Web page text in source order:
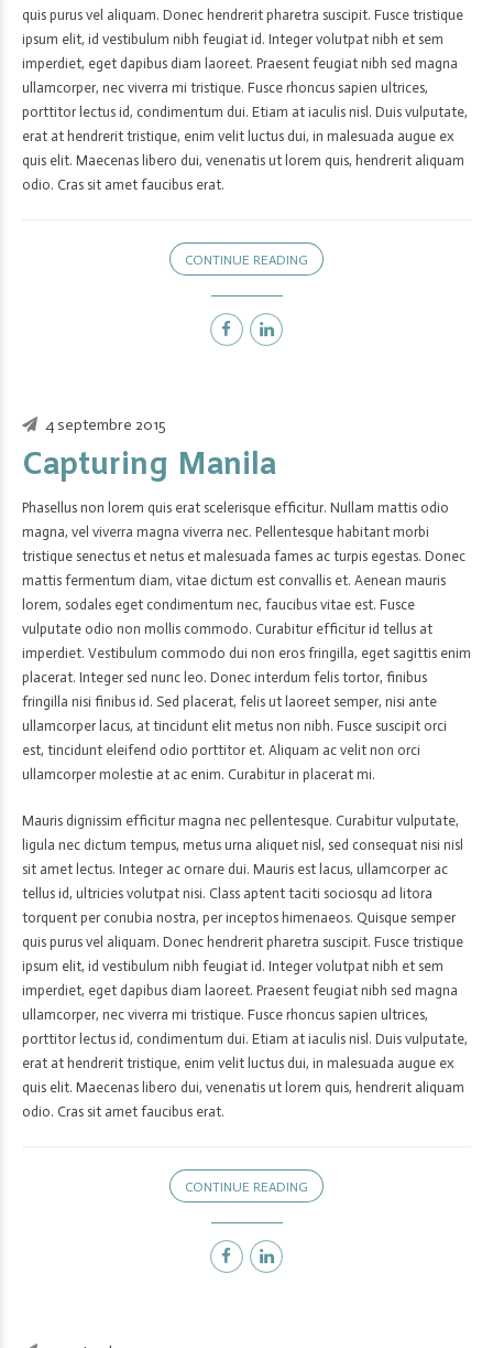
quis purus vel aliquam. Donec hendrerit pharetra suscipit. Fusce tristique
ipsum elit, id vestibulum nibh feugiat id. Integer volutpat nibh et sem
imperdiet, eget dapibus diam laoreet. Praesent feugiat nibh sed magna
ullamcorper, nec viverra mi tristique. Fusce rhoncus sapien ultrices,
porttitor lectus id, condimentum dui. Etiam at iaculis nisl. Duis vulputate,
erat at hendrerit tristique, enim velit luctus dui, in malesuada augue ex
quis elit. Maecenas libero dui, venenatis ut lorem quis, hendrerit aliquam
odio. Cras sit amet faucibus erat.
CONTINUE READING
4 septembre 2015
Capturing Manila
Phasellus non lorem quis erat scelerisque efficitur. Nullam mattis odio
magna, vel viverra magna viverra nec. Pellentesque habitant morbi
tristique senectus et netus et malesuada fames ac turpis egestas. Donec
mattis fermentum diam, vitae dictum est convallis et. Aenean mauris
lorem, sodales eget condimentum nec, faucibus vitae est. Fusce
vulputate odio non mollis commodo. Curabitur efficitur id tellus at
imperdiet. Vestibulum commodo dui non eros fringilla, eget sagittis enim
placerat. Integer sed nunc leo. Donec interdum felis tortor, finibus
fringilla nisi finibus id. Sed placerat, felis ut laoreet semper, nisi ante
ullamcorper lacus, at tincidunt elit metus non nibh. Fusce suscipit orci
est, tincidunt eleifend odio porttitor et. Aliquam ac velit non orci
ullamcorper molestie at ac enim. Curabitur in placerat mi.
Mauris dignissim efficitur magna nec pellentesque. Curabitur vulputate,
ligula nec dictum tempus, metus urna aliquet nisl, sed consequat nisi nisl
sit amet lectus. Integer ac ornare dui. Mauris est lacus, ullamcorper ac
tellus id, ultricies volutpat nisi. Class aptent taciti sociosqu ad litora
torquent per conubia nostra, per inceptos himenaeos. Quisque semper
quis purus vel aliquam. Donec hendrerit pharetra suscipit. Fusce tristique
ipsum elit, id vestibulum nibh feugiat id. Integer volutpat nibh et sem
imperdiet, eget dapibus diam laoreet. Praesent feugiat nibh sed magna
ullamcorper, nec viverra mi tristique. Fusce rhoncus sapien ultrices,
porttitor lectus id, condimentum dui. Etiam at iaculis nisl. Duis vulputate,
erat at hendrerit tristique, enim velit luctus dui, in malesuada augue ex
quis elit. Maecenas libero dui, venenatis ut lorem quis, hendrerit aliquam
odio. Cras sit amet faucibus erat.
CONTINUE READING